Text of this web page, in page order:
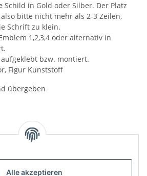
Alle akzeptieren
Schild in Gold oder Silber. Der Platz
bitte nicht mehr als 2-3 Zeilen,
Schrift zu klein.
1,2,3,4 oder alternativ in
bzw. montiert.
Figur Kunststoff
übergeben